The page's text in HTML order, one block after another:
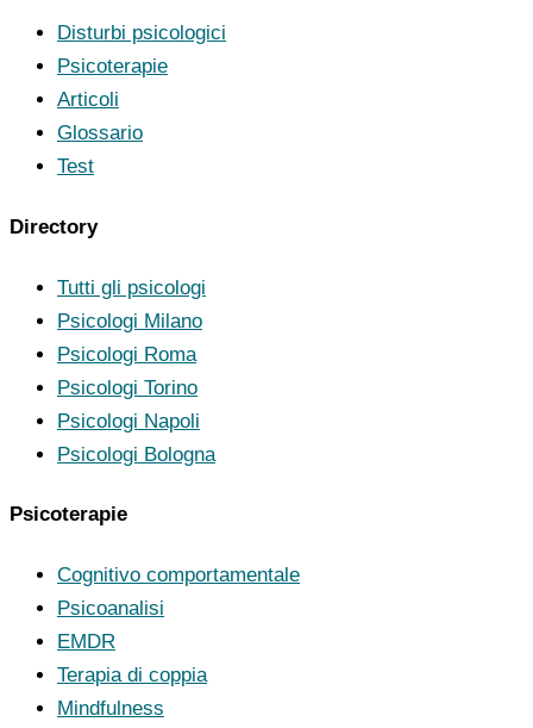
Disturbi psicologici
Psicoterapie
Articoli
Glossario
Test
Directory
Tutti gli psicologi
Psicologi Milano
Psicologi Roma
Psicologi Torino
Psicologi Napoli
Psicologi Bologna
Psicoterapie
Cognitivo comportamentale
Psicoanalisi
EMDR
Terapia di coppia
Mindfulness